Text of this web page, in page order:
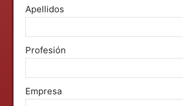
Apellidos
Profesión
Empresa